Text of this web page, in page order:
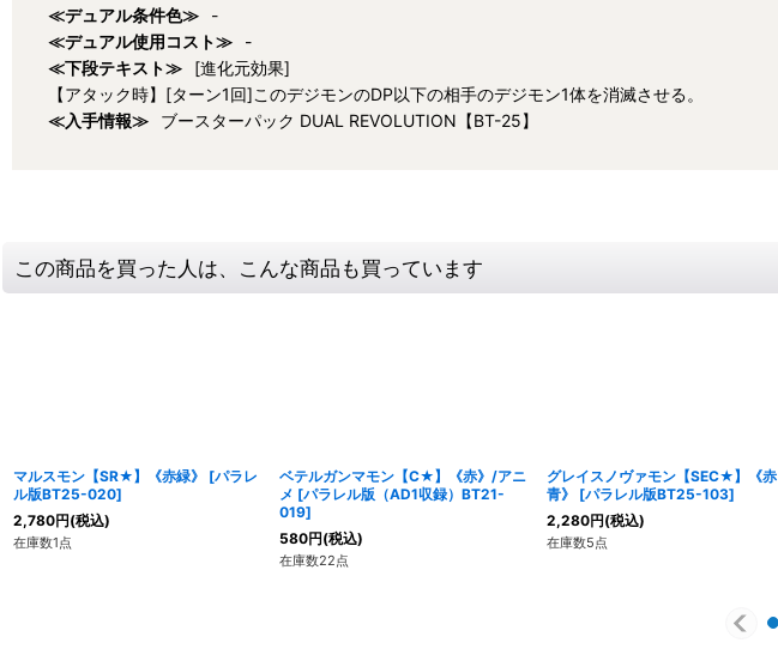
≪デュアル条件色≫
-
≪デュアル使用コスト≫
-
≪下段テキスト≫
[進化元効果]
【アタック時】[ターン1回]このデジモンのDP以下の相手のデジモン1体を消滅させる。
≪入手情報≫
ブースターパック DUAL REVOLUTION【BT-25】
この商品を買った人は、こんな商品も買っています
マルスモン【SR★】《赤緑》 [パラレ
ル版BT25-020]
2,780円(税込)
在庫数1点
ベテルガンマモン【C★】《赤》/アニ
メ [パラレル版（AD1収録）BT21-
019]
580円(税込)
在庫数22点
グレイスノヴァモン【SEC★】《赤
青》
[パラレル版BT25-103]
2,280円(税込)
在庫数5点